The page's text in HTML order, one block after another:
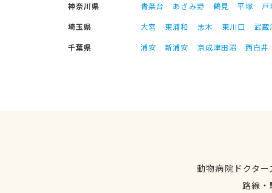
神奈川県
青葉台 あざみ野 鶴見 平塚 戸
埼玉県
大宮 東浦和 志木 東川口 武蔵
千葉県
浦安 新浦安 京成津田沼 西白井
動物病院ドクタ
路線